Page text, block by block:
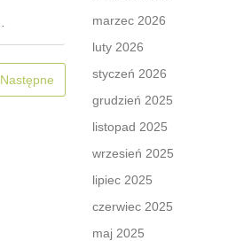
Następne
marzec 2026
luty 2026
styczeń 2026
grudzień 2025
listopad 2025
wrzesień 2025
lipiec 2025
czerwiec 2025
maj 2025